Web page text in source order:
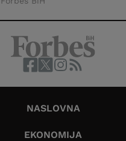
NASLOVNA
EKONOMIJA